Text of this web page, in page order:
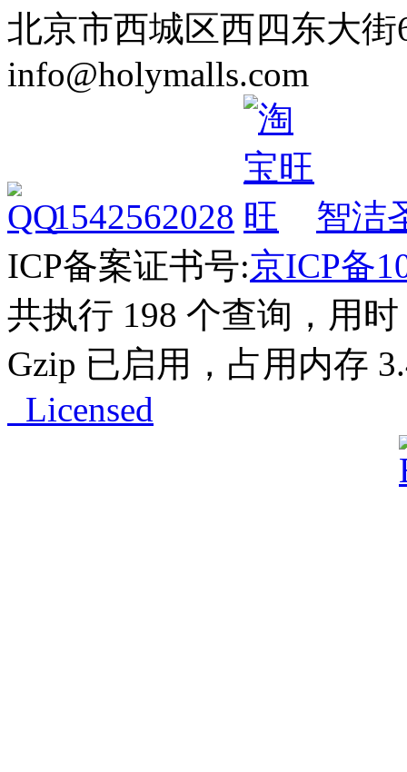
北京市西城区西四东大街
info@holymalls.com
1542562028
智洁
ICP备案证书号:京ICP备
共执行 198 个查询，用
Gzip 已启用，占用内存
Licensed